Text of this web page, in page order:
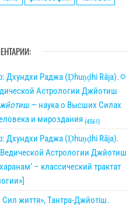
Дхундхи Раджа (Ḍhuṇḍhi Rāja).🌣
Астрологии Джйотиш
— наука о Высших Силах
и мироздания {4561}
Дхундхи Раджа (Ḍhuṇḍhi Rāja).
Астрологии Джйотиш
– классический трактат
Сил життя», Тантра-Джйотіш.